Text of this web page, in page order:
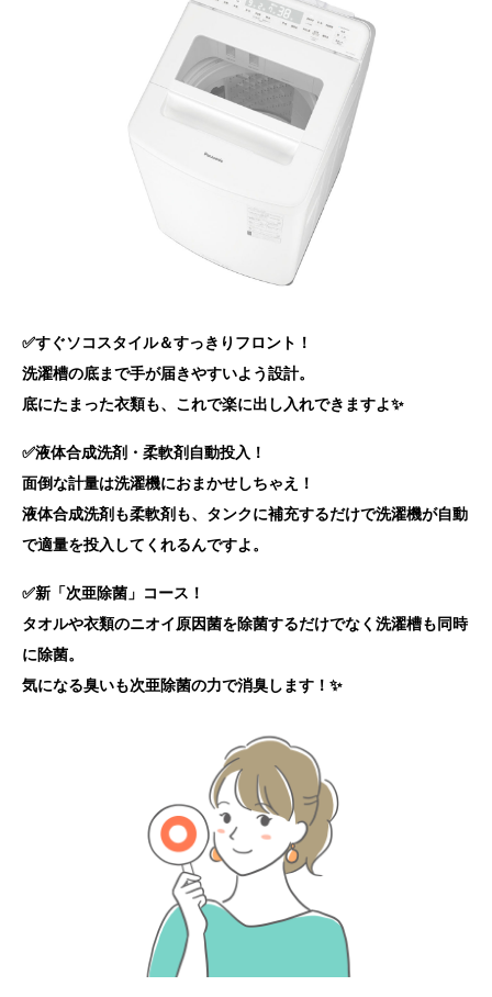
✅すぐソコスタイル＆すっきりフロント！
洗濯槽の底まで手が届きやすいよう設計。
底にたまった衣類も、これで楽に出し入れできますよ✨
✅液体合成洗剤・柔軟剤自動投入！
面倒な計量は洗濯機におまかせしちゃえ！
液体合成洗剤も柔軟剤も、タンクに補充するだけで洗濯機が自動
で適量を投入してくれるんですよ。
✅新「次亜除菌」コース！
タオルや衣類のニオイ原因菌を除菌するだけでなく洗濯槽も同時
に除菌。
気になる臭いも次亜除菌の力で消臭します！✨